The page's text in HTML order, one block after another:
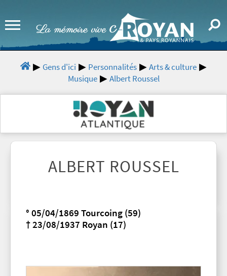
Gens d'ici Personnalités
Arts & culture
Musique
Albert Roussel
ALBERT ROUSSEL
° 05/04/1869 Tourcoing (59)
† 23/08/1937 Royan (17)